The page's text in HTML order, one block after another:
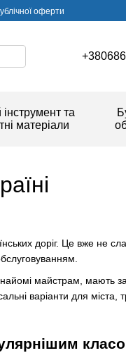
оферти
та
матеріали
доріг. Це вже не
майстрам, мають
варіанти для міста,